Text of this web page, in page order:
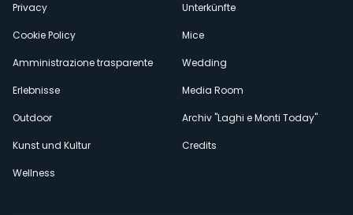
Privacy
Cookie Policy
Amministrazione trasparente
Erlebnisse
Outdoor
Kunst und Kultur
Wellness
Unterkünfte
Mice
Wedding
Media Room
Archiv "Laghi e Monti Today"
Credits